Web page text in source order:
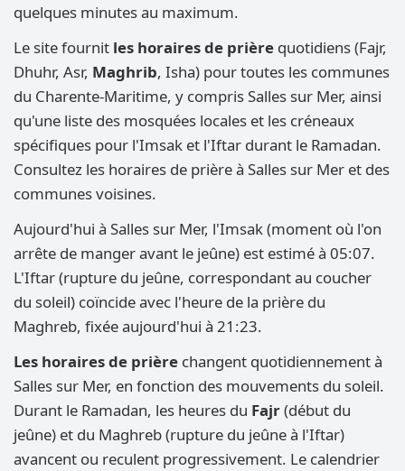
quelques minutes au maximum.
Le site fournit les horaires de prière quotidiens (Fajr,
Dhuhr, Asr, Maghrib, Isha) pour toutes les communes
du Charente-Maritime, y compris Salles sur Mer, ainsi
qu'une liste des mosquées locales et les créneaux
spécifiques pour l'Imsak et l'Iftar durant le Ramadan.
Consultez les horaires de prière à Salles sur Mer et des
communes voisines.
Aujourd'hui à Salles sur Mer, l'Imsak (moment où l'on
arrête de manger avant le jeûne) est estimé à 05:07.
L'Iftar (rupture du jeûne, correspondant au coucher
du soleil) coïncide avec l'heure de la prière du
Maghreb, fixée aujourd'hui à 21:23.
Les horaires de prière changent quotidiennement à
Salles sur Mer, en fonction des mouvements du soleil.
Durant le Ramadan, les heures du Fajr(début du
jeûne) et du Maghreb (rupture du jeûne à l'Iftar)
avancent ou reculent progressivement. Le calendrier